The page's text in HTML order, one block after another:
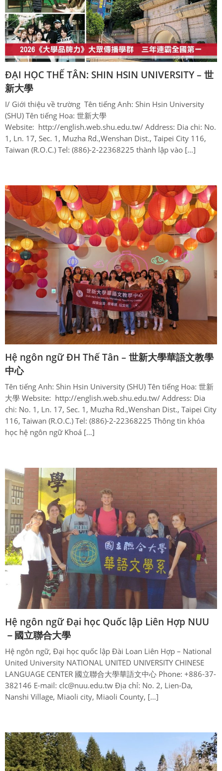
ĐẠI HỌC THẾ TÂN: SHIN HSIN UNIVERSITY – 世
新大學
I/ Giới thiệu về trường Tên tiếng Anh: Shin Hsin University
(SHU) Tên tiếng Hoa: 世新大學
Website: http://english.web.shu.edu.tw/ Address: Dia chi: No.
1, Ln. 17, Sec. 1, Muzha Rd.,Wenshan Dist., Taipei City 116,
Taiwan (R.O.C.) Tel: (886)-2-22368225 thành lập vào […]
Hệ ngôn ngữ ĐH Thế Tân – 世新大學華語文教學
中心
Tên tiếng Anh: Shin Hsin University (SHU) Tên tiếng Hoa: 世新
大學 Website: http://english.web.shu.edu.tw/ Address: Dia
chi: No. 1, Ln. 17, Sec. 1, Muzha Rd.,Wenshan Dist., Taipei City
116, Taiwan (R.O.C.) Tel: (886)-2-22368225 Thông tin khóa
học hệ ngôn ngữ Khoá […]
Hệ ngôn ngữ Đại học Quốc lập Liên Hợp NUU
－國立聯合大學
Hệ ngôn ngữ, Đại học quốc lập Đài Loan Liên Hợp – National
United University NATIONAL UNITED UNIVERSITY CHINESE
LANGUAGE CENTER 國立聯合大學華語文中心 Phone: +886-37-
382146 E-mail: clc@nuu.edu.tw Địa chỉ: No. 2, Lien-Da,
Nanshi Village, Miaoli city, Miaoli County, […]